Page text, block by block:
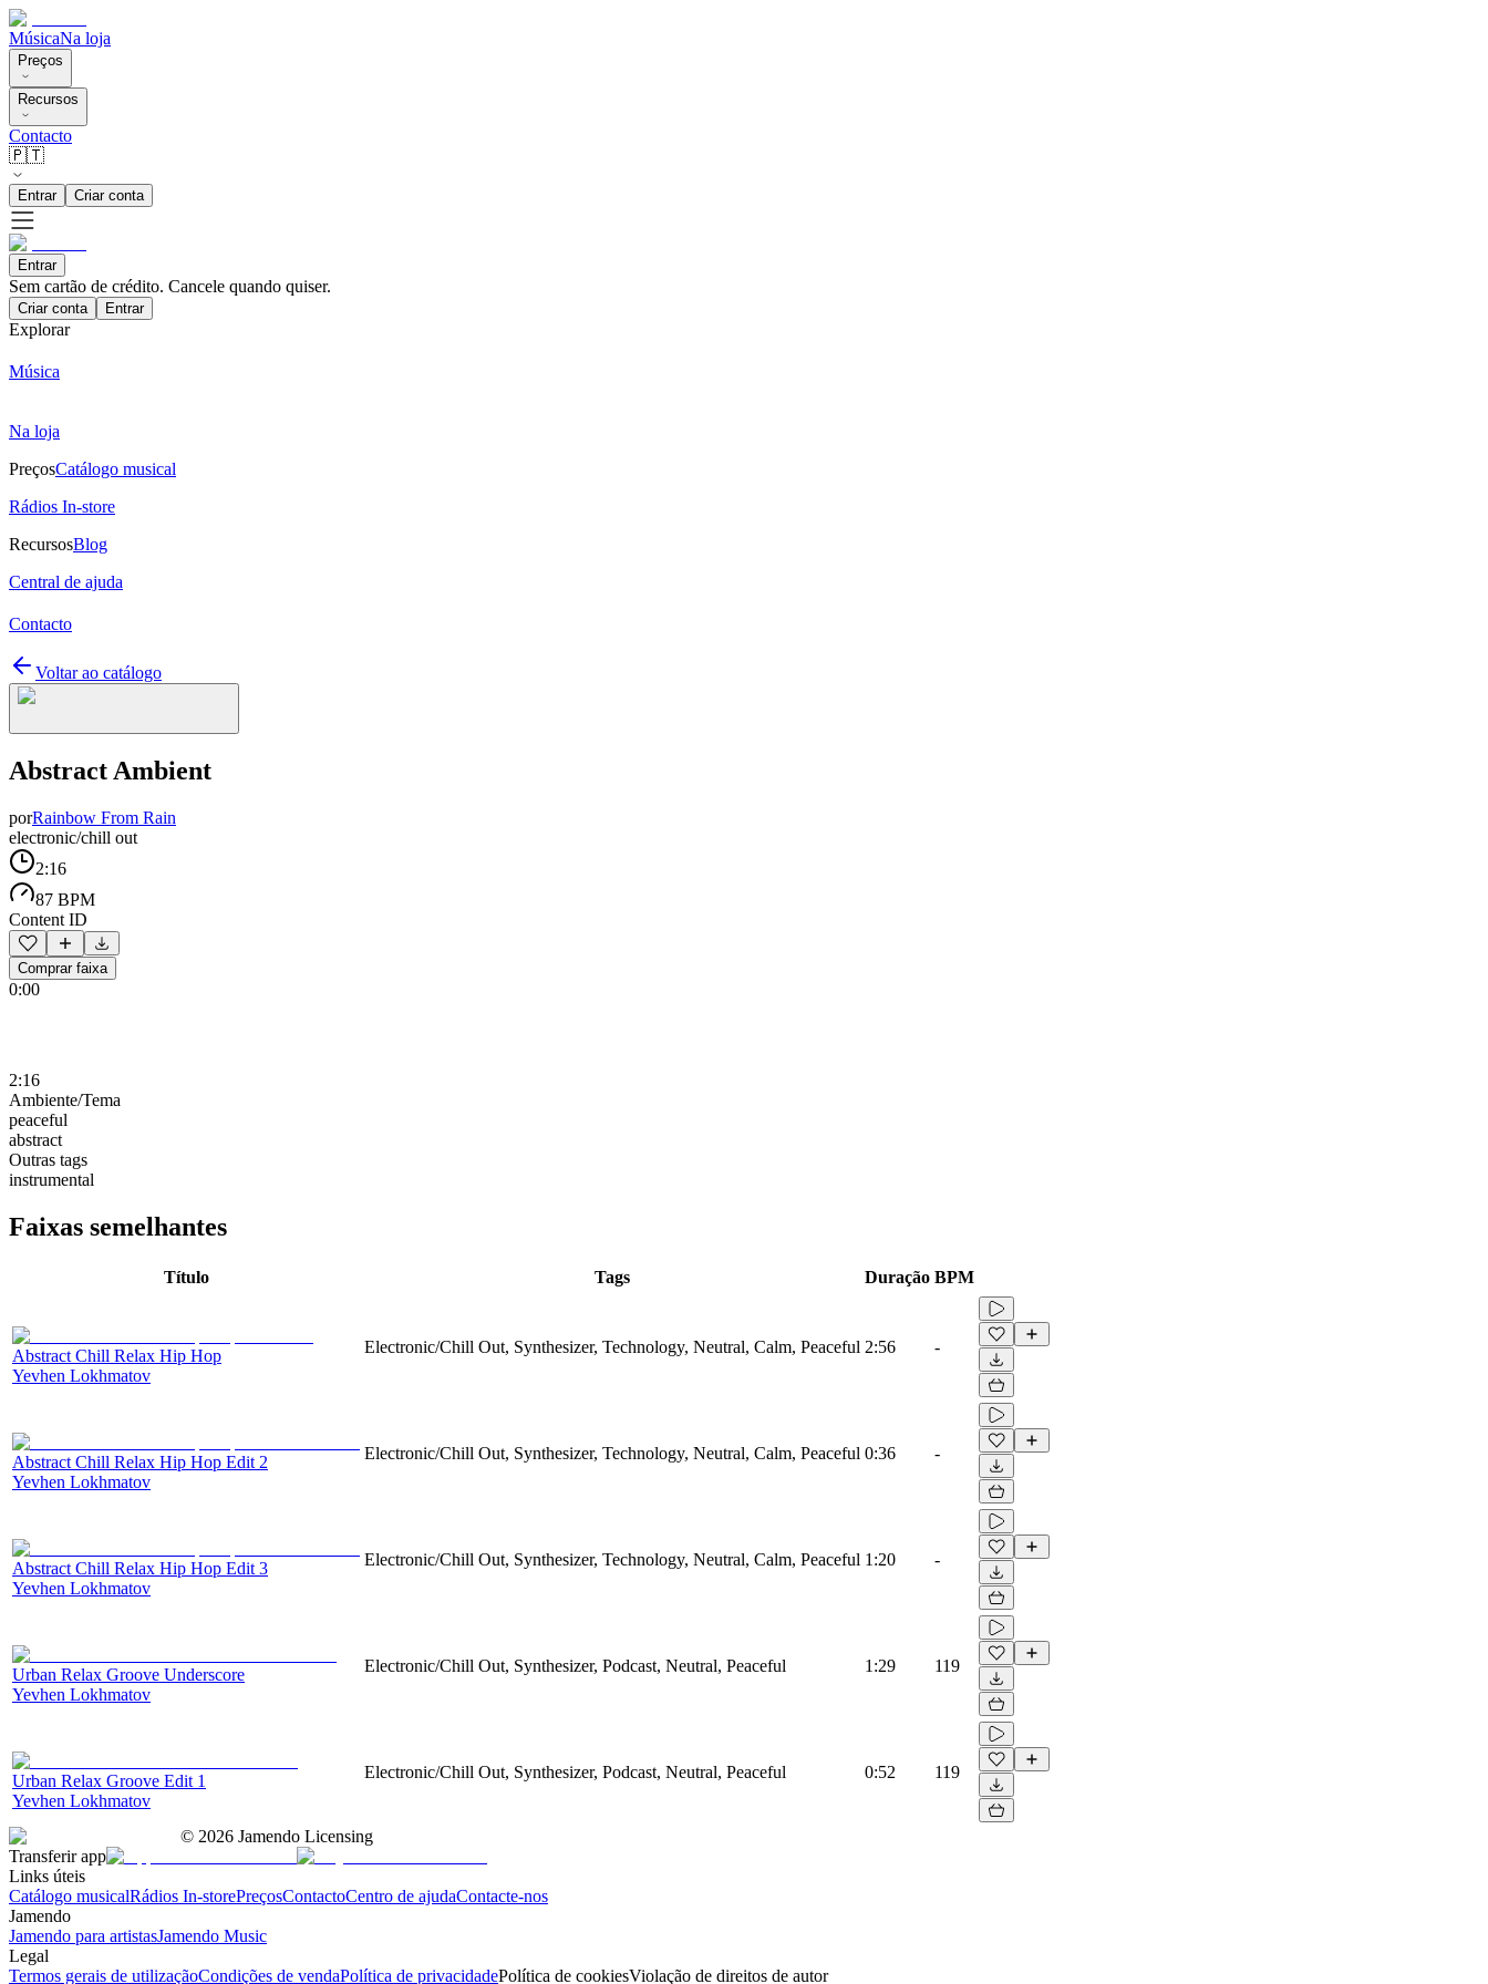
MúsicaNa loja
Preços
Recursos
Contacto
🇵🇹
Entrar Criar conta
Entrar
Sem cartão de crédito. Cancele quando quiser.
Criar conta Entrar
Explorar
Música
Na loja
PreçosCatálogo musical
Rádios In-store
RecursosBlog
Central de ajuda
Contacto
Voltar ao catálogo
Abstract Ambient
porRainbow From Rain
electronic/chill out
2:16
87 BPM
Content ID
Comprar faixa
0:00
2:16
Ambiente/Tema
peaceful
abstract
Outras tags
instrumental
Faixas semelhantes
Título Tags Duração BPM
Abstract Chill Relax Hip Hop
Yevhen Lokhmatov
Electronic/Chill Out, Synthesizer, Technology, Neutral, Calm, Peaceful 2:56 -
Abstract Chill Relax Hip Hop Edit 2
Yevhen Lokhmatov
Electronic/Chill Out, Synthesizer, Technology, Neutral, Calm, Peaceful 0:36 -
Abstract Chill Relax Hip Hop Edit 3
Yevhen Lokhmatov
Electronic/Chill Out, Synthesizer, Technology, Neutral, Calm, Peaceful 1:20 -
Urban Relax Groove Underscore
Yevhen Lokhmatov
Electronic/Chill Out, Synthesizer, Podcast, Neutral, Peaceful 1:29 119
Urban Relax Groove Edit 1
Yevhen Lokhmatov
Electronic/Chill Out, Synthesizer, Podcast, Neutral, Peaceful 0:52 119
© 2026 Jamendo Licensing
Transferir app
Links úteis
Catálogo musicalRádios In-storePreçosContactoCentro de ajudaContacte-nos
Jamendo
Jamendo para artistasJamendo Music
Legal
Termos gerais de utilizaçãoCondições de vendaPolítica de privacidadePolítica de cookiesViolação de direitos de autor